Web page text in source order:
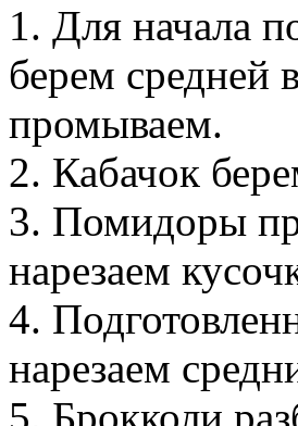
1. Для начала
берем
промываем.
2. Кабачок
3. Помидоры
нарезаем
4.
нарезаем
5. Брокколи